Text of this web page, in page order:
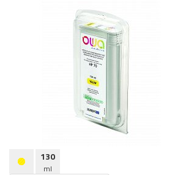
Filamenty 3DW
Samolepící štítky
Čisticí prostředky
Kazety pro reg. pokladny a bar.válečky
130
ml